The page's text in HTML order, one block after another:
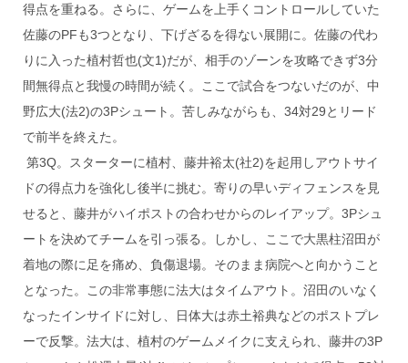
得点を重ねる。さらに、ゲームを上手くコントロールしていた
佐藤のPFも3つとなり、下げざるを得ない展開に。佐藤の代わ
りに入った植村哲也(文1)だが、相手のゾーンを攻略できず3分
間無得点と我慢の時間が続く。ここで試合をつないだのが、中
野広大(法2)の3Pシュート。苦しみながらも、34対29とリード
で前半を終えた。
第3Q。スターターに植村、藤井裕太(社2)を起用しアウトサイ
ドの得点力を強化し後半に挑む。寄りの早いディフェンスを見
せると、藤井がハイポストの合わせからのレイアップ。3Pシュ
ートを決めてチームを引っ張る。しかし、ここで大黒柱沼田が
着地の際に足を痛め、負傷退場。そのまま病院へと向かうこと
となった。この非常事態に法大はタイムアウト。沼田のいなく
なったインサイドに対し、日体大は赤土裕典などのポストプレ
ーで反撃。法大は、植村のゲームメイクに支えられ、藤井の3P